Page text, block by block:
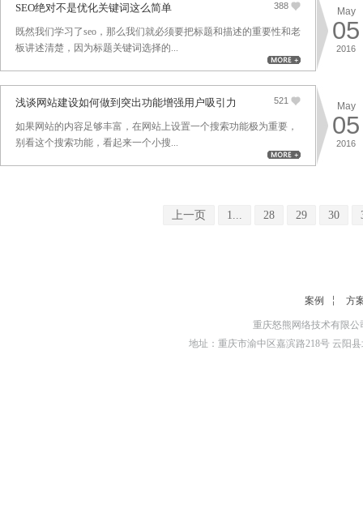
SEO绝对不是优化关键词这么简单 388
既然我们学习了seo，那么我们就必须要把标题和描述的重要性和老
板讲述清楚，因为标题关键词选择的...
May
05
2016
浅谈网站建设如何做到突出功能增强用户吸引力 521
如果网站的内容足够丰富，在网站上设置一个搜索功能极为重要，
别看这个搜索功能，看起来一个小搜...
May
05
2016
上一页 1... 28 29 30
案例 方
重庆怒熊网络技术有限
地址：重庆市渝中区嘉滨路218号 云阳